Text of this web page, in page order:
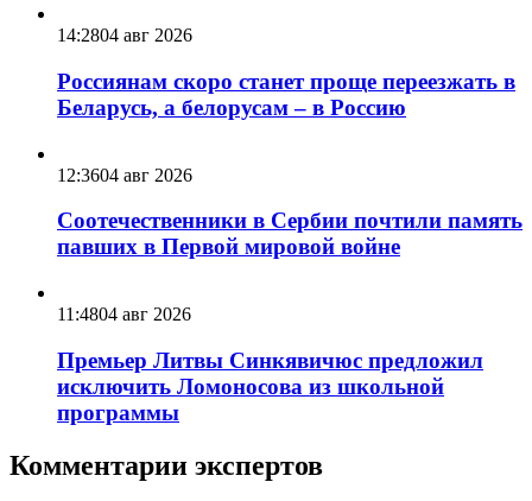
14:2804 авг 2026
Россиянам скоро станет проще переезжать в
Беларусь, а белорусам – в Россию
12:3604 авг 2026
Соотечественники в Сербии почтили память
павших в Первой мировой войне
11:4804 авг 2026
Премьер Литвы Синкявичюс предложил
исключить Ломоносова из школьной
программы
Комментарии экспертов